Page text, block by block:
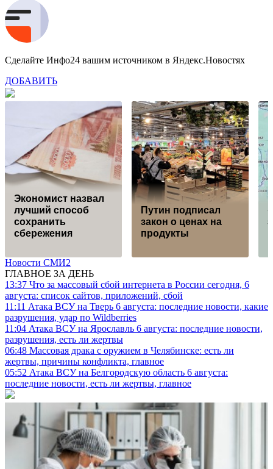
Сделайте Инфо24 вашим источником в Яндекс.Новостях
ДОБАВИТЬ
Экономист назвал
лучший способ
сохранить
сбережения
Путин подписал
закон о ценах на
продукты
Новости СМИ2
ГЛАВНОЕ ЗА ДЕНЬ
13:37 Что за массовый сбой интернета в России сегодня, 6
августа: список сайтов, приложений, сбой
11:11 Атака ВСУ на Тверь 6 августа: последние новости, какие
разрушения, удар по Wildberries
11:04 Атака ВСУ на Ярославль 6 августа: последние новости,
разрушения, есть ли жертвы
06:48 Массовая драка с оружием в Челябинске: есть ли
жертвы, причины конфликта, главное
05:52 Атака ВСУ на Белгородскую область 6 августа:
последние новости, есть ли жертвы, главное